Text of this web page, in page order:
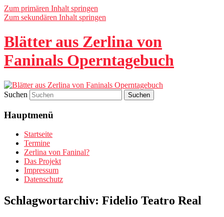
Zum primären Inhalt springen
Zum sekundären Inhalt springen
Blätter aus Zerlina von
Faninals Operntagebuch
Suchen
Hauptmenü
Startseite
Termine
Zerlina von Faninal?
Das Projekt
Impressum
Datenschutz
Schlagwortarchiv: Fidelio Teatro Real